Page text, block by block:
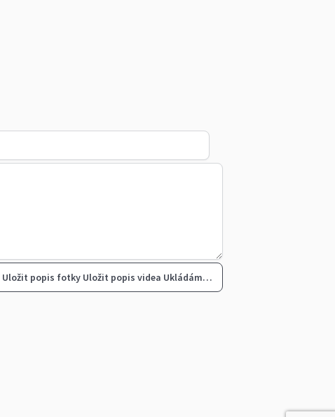
Uložit popis fotky Uložit popis videa Ukládám…